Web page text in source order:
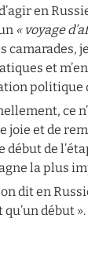
en
« voyage
camarades,
et
politique
ce
joie et de
début de
la plus
dit en
qu’un début ».